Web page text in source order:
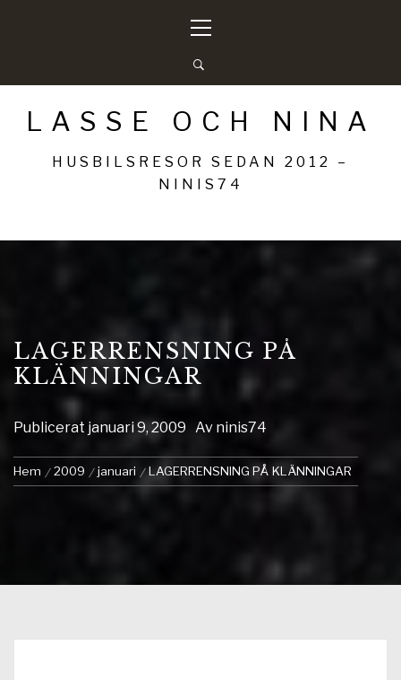
meny
LASSE OCH NINA
HUSBILSRESOR SEDAN 2012 –
NINIS74
LAGERRENSNING PÅ
KLÄNNINGAR
Publicerat januari 9, 2009 Av ninis74
Hem 2009 januari LAGERRENSNING PÅ KLÄNNINGAR